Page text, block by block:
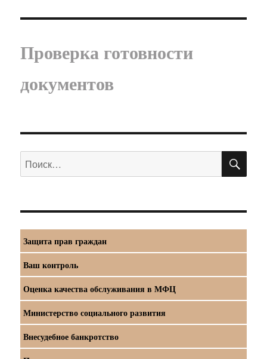
Проверка готовности
документов
Искать:
Защита прав граждан
Ваш контроль
Оценка качества обслуживания в МФЦ
Министерство социального развития
Внесудебное банкротство